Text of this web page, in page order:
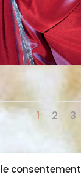
consentement
1 2 3